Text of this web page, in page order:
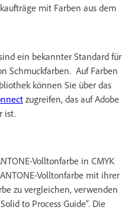
mit Farben aus dem
ein bekannter Standard für
Schmuckfarben. Auf Farben
können Sie über das
zugreifen, das auf Adobe
ist.
Volltonfarbe in CMYK
Volltonfarbe mit ihrer
zu vergleichen, verwenden
to Process Guide“. Die